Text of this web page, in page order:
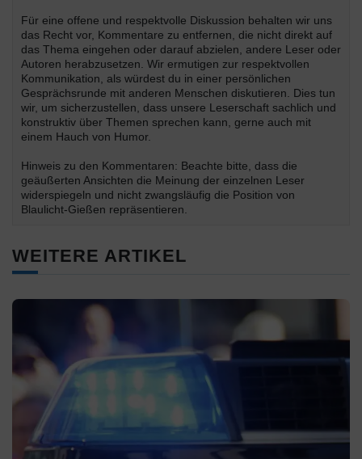
Für eine offene und respektvolle Diskussion behalten wir uns
das Recht vor, Kommentare zu entfernen, die nicht direkt auf
das Thema eingehen oder darauf abzielen, andere Leser oder
Autoren herabzusetzen. Wir ermutigen zur respektvollen
Kommunikation, als würdest du in einer persönlichen
Gesprächsrunde mit anderen Menschen diskutieren. Dies tun
wir, um sicherzustellen, dass unsere Leserschaft sachlich und
konstruktiv über Themen sprechen kann, gerne auch mit
einem Hauch von Humor.
Hinweis zu den Kommentaren: Beachte bitte, dass die
geäußerten Ansichten die Meinung der einzelnen Leser
widerspiegeln und nicht zwangsläufig die Position von
Blaulicht-Gießen repräsentieren.
WEITERE ARTIKEL